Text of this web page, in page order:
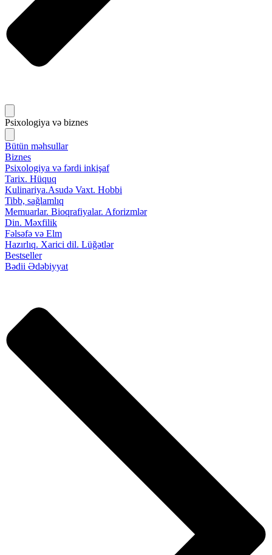
Psixologiya və biznes
Bütün məhsullar
Biznes
Psixologiya və fərdi inkişaf
Tarix. Hüquq
Kulinariya.Asudə Vaxt. Hobbi
Tibb, sağlamlıq
Memuarlar. Bioqrafiyalar. Aforizmlər
Din. Məxfilik
Fəlsəfə və Elm
Hazırlıq. Xarici dil. Lüğətlər
Bestseller
Bədii Ədəbiyyat